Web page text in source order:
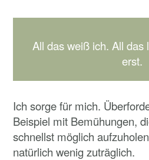
All das weiß ich. All das
erst.
Ich sorge für mich.
Beispiel mit Bemühungen,
schnellst möglich
natürlich wenig zuträglich.